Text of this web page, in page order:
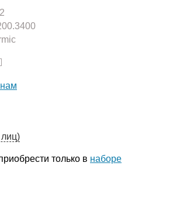
только в наборе